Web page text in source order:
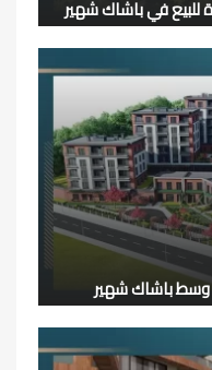
وسط باشاك شهير